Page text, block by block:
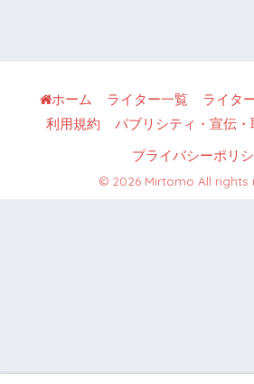
ホーム ライター一覧 ライタ
利用規約
パブリシティ・宣伝
プライバシーポリ
© 2026 Mirtomo All rights